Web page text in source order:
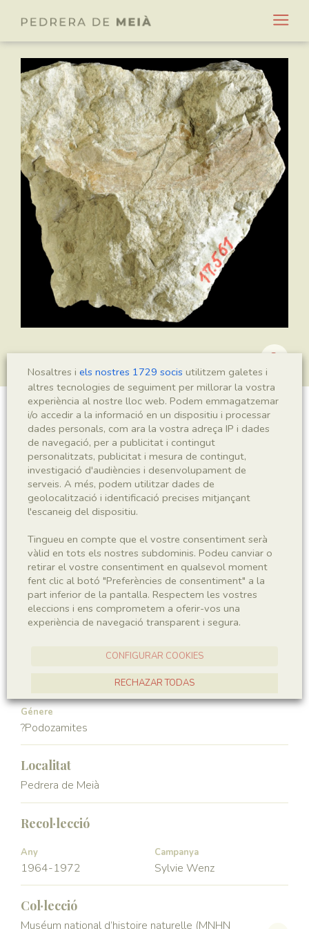
?Podozamites sp.
Sigla
MNHN 17561
Taxonomia
Regne
Plantae
Phyllum
Spermatophyta
Subphyllum
Gymnospermae
Classe
Pinopsida
Podozamitaceae
Génere
?Podozamites
Localitat
Pedrera de Meià
Recol·lecció
Any
1964-1972
Campanya
Sylvie Wenz
Col·lecció
Muséum national d’histoire naturelle (MNHN
Nosaltres i els nostres 1729 socis utilitzem galetes i
altres tecnologies de seguiment per millorar la vostra
experiència al nostre lloc web. Podem emmagatzemar
i/o accedir a la informació en un dispositiu i processar
dades personals, com ara la vostra adreça IP i dades
de navegació, per a publicitat i contingut
personalitzats, publicitat i mesura de contingut,
investigació d'audiències i desenvolupament de
serveis. A més, podem utilitzar dades de
geolocalització i identificació precises mitjançant
l'escaneig del dispositiu.
Tingueu en compte que el vostre consentiment serà
vàlid en tots els nostres subdominis. Podeu canviar o
retirar el vostre consentiment en qualsevol moment
fent clic al botó "Preferències de consentiment" a la
part inferior de la pantalla. Respectem les vostres
eleccions i ens comprometem a oferir-vos una
experiència de navegació transparent i segura.
CONFIGURAR COOKIES
RECHAZAR TODAS
ACCEPTAR TOTES